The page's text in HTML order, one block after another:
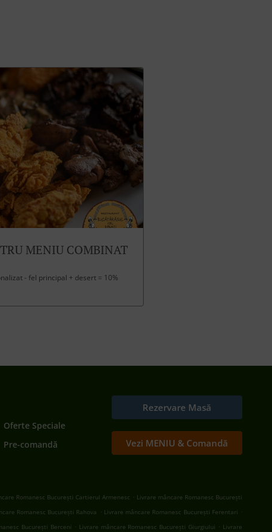
MENIU COMBINAT
- fel principal + desert = 10%
Oferte Speciale
Pre-comandă
Rezervare Masă
Vezi MENIU & Comandă
Romanesc București Cartierul Armenesc . Livrare mâncare Romanesc București
Romanesc București Rahova . Livrare mâncare Romanesc București Ferentari .
București Berceni . Livrare mâncare Romanesc București Giurgiului . Livrare